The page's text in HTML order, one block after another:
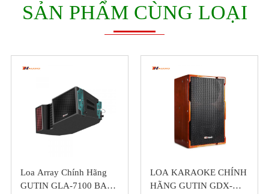
SẢN PHẨM CÙNG LOẠI
Loa Array Chính Hãng
GUTIN GLA-7100 BASS
LOA KARAOKE CHÍNH
HÃNG GUTIN GDX-